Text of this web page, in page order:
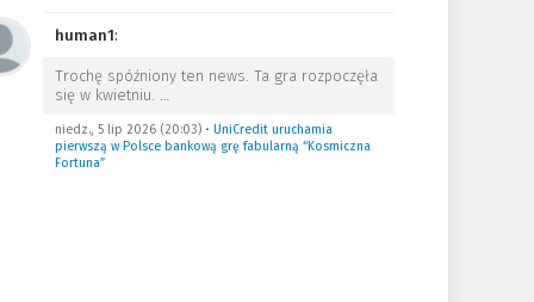
human1:
Trochę spóźniony ten news. Ta gra rozpoczęła
się w kwietniu. …
niedz., 5 lip 2026 (20:03)• UniCredit uruchamia
pierwszą w Polsce bankową grę fabularną “Kosmiczna
Fortuna”